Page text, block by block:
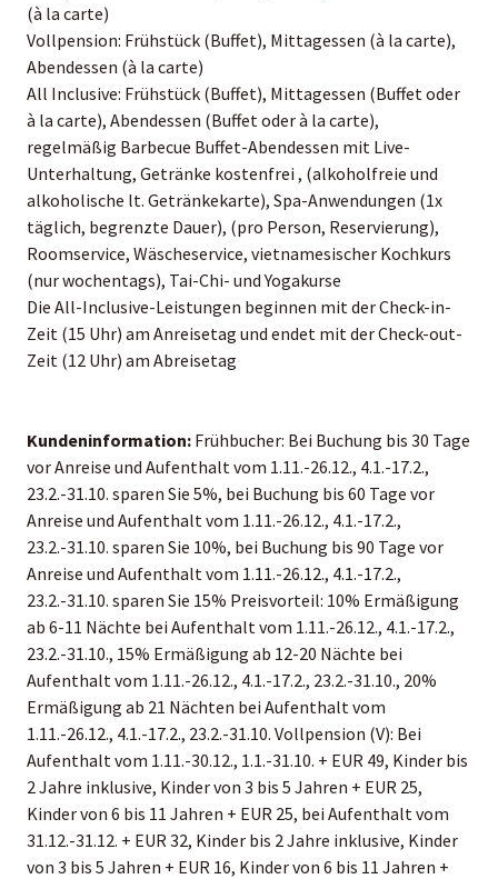
(à la carte)
Vollpension: Frühstück (Buffet), Mittagessen (à la carte),
Abendessen (à la carte)
All Inclusive: Frühstück (Buffet), Mittagessen (Buffet oder
à la carte), Abendessen (Buffet oder à la carte),
regelmäßig Barbecue Buffet-Abendessen mit Live-
Unterhaltung, Getränke kostenfrei , (alkoholfreie und
alkoholische lt. Getränkekarte), Spa-Anwendungen (1x
täglich, begrenzte Dauer), (pro Person, Reservierung),
Roomservice, Wäscheservice, vietnamesischer Kochkurs
(nur wochentags), Tai-Chi- und Yogakurse
Die All-Inclusive-Leistungen beginnen mit der Check-in-
Zeit (15 Uhr) am Anreisetag und endet mit der Check-out-
Zeit (12 Uhr) am Abreisetag
Kundeninformation: Frühbucher: Bei Buchung bis 30 Tage
vor Anreise und Aufenthalt vom 1.11.-26.12., 4.1.-17.2.,
23.2.-31.10. sparen Sie 5%, bei Buchung bis 60 Tage vor
Anreise und Aufenthalt vom 1.11.-26.12., 4.1.-17.2.,
23.2.-31.10. sparen Sie 10%, bei Buchung bis 90 Tage vor
Anreise und Aufenthalt vom 1.11.-26.12., 4.1.-17.2.,
23.2.-31.10. sparen Sie 15% Preisvorteil: 10% Ermäßigung
ab 6-11 Nächte bei Aufenthalt vom 1.11.-26.12., 4.1.-17.2.,
23.2.-31.10., 15% Ermäßigung ab 12-20 Nächte bei
Aufenthalt vom 1.11.-26.12., 4.1.-17.2., 23.2.-31.10., 20%
Ermäßigung ab 21 Nächten bei Aufenthalt vom
1.11.-26.12., 4.1.-17.2., 23.2.-31.10. Vollpension (V): Bei
Aufenthalt vom 1.11.-30.12., 1.1.-31.10. + EUR 49, Kinder bis
2 Jahre inklusive, Kinder von 3 bis 5 Jahren + EUR 25,
Kinder von 6 bis 11 Jahren + EUR 25, bei Aufenthalt vom
31.12.-31.12. + EUR 32, Kinder bis 2 Jahre inklusive, Kinder
von 3 bis 5 Jahren + EUR 16, Kinder von 6 bis 11 Jahren +